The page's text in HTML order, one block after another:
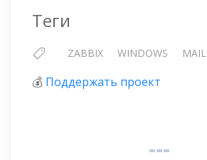
Теги
ZABBIX WINDOWS MAIL
💰 Поддержать проект